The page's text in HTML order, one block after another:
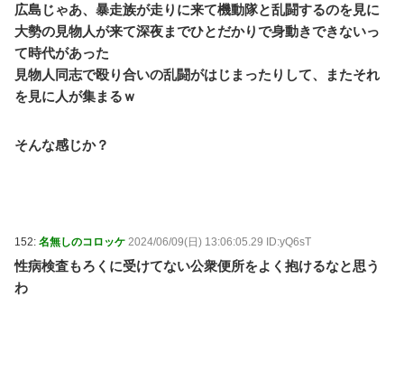
広島じゃあ、暴走族が走りに来て機動隊と乱闘するのを見に
大勢の見物人が来て深夜までひとだかりで身動きできないっ
て時代があった
見物人同志で殴り合いの乱闘がはじまったりして、またそれ
を見に人が集まるｗ
そんな感じか？
152: 名無しのコロッケ 2024/06/09(日) 13:06:05.29 ID:yQ6sT
性病検査もろくに受けてない公衆便所をよく抱けるなと思う
わ